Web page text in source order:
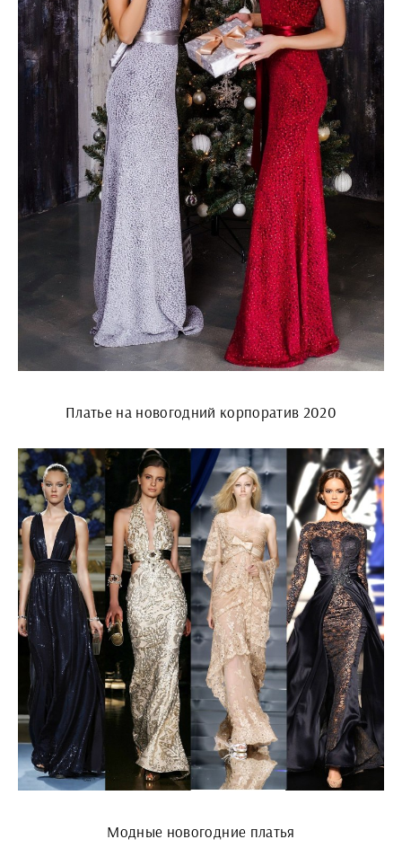
Платье на новогодний корпоратив 2020
Модные новогодние платья